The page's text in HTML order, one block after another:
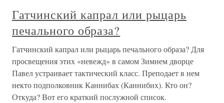
Гатчинский капрал или рыцарь
печального образа?
Гатчинский капрал или рыцарь печального образа? Для
просвещения этих «невежд» в самом Зимнем дворце
Павел устраивает тактический класс. Преподает в нем
некто подполковник Каннибах (Каннибих). Кто он?
Откуда? Вот его краткий послужной список.